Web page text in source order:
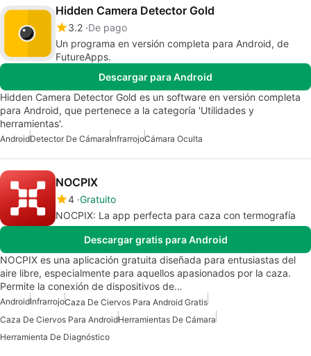
Hidden Camera Detector Gold
3.2 De pago
Un programa en versión completa para Android, de
FutureApps.
Descargar para Android
Hidden Camera Detector Gold es un software en versión completa
para Android, que pertenece a la categoría 'Utilidades y
herramientas'.
AndroidDetector De CámaraInfrarrojoCámara Oculta
NOCPIX
4 Gratuito
NOCPIX: La app perfecta para caza con termografía
Descargar gratis para Android
NOCPIX es una aplicación gratuita diseñada para entusiastas del
aire libre, especialmente para aquellos apasionados por la caza.
Permite la conexión de dispositivos de…
AndroidInfrarrojoCaza De Ciervos Para Android Gratis
Caza De Ciervos Para AndroidHerramientas De Cámara
Herramienta De Diagnóstico